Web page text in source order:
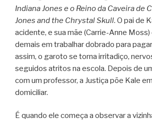
Indiana Jones e o Reino da Caveira de
Jones and the Chrystal Skull. O pai de
acidente, e sua mãe (Carrie-Anne
demais em trabalhar dobrado para
assim, o garoto se torna irritadiço,
seguidos atritos na escola. Depois de
com um professor, a Justiça põe Kale
domiciliar.
É quando ele começa a observar a